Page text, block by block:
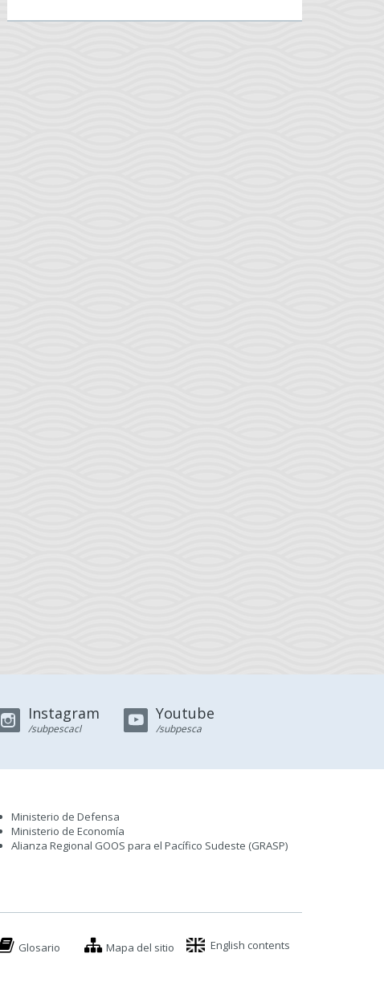
Instagram
/subpescacl
Youtube
/subpesca
Ministerio de Defensa
Ministerio de Economía
Alianza Regional GOOS para el Pacífico Sudeste (GRASP)
Glosario Mapa del sitio English contents